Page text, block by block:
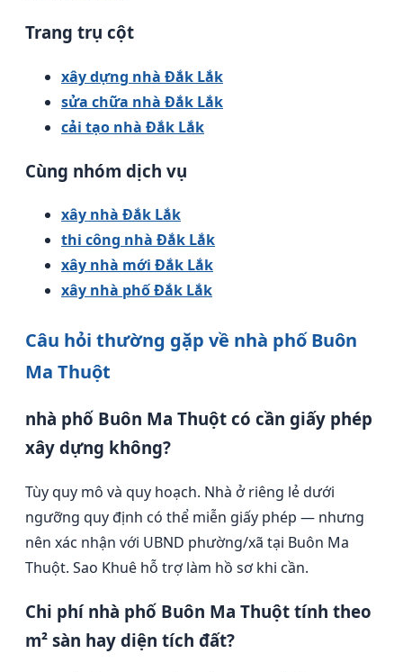
Trang trụ cột
xây dựng nhà Đắk Lắk
sửa chữa nhà Đắk Lắk
cải tạo nhà Đắk Lắk
Cùng nhóm dịch vụ
xây nhà Đắk Lắk
thi công nhà Đắk Lắk
xây nhà mới Đắk Lắk
xây nhà phố Đắk Lắk
Câu hỏi thường gặp về nhà phố Buôn
Ma Thuột
nhà phố Buôn Ma Thuột có cần giấy phép
xây dựng không?
Tùy quy mô và quy hoạch. Nhà ở riêng lẻ dưới
ngưỡng quy định có thể miễn giấy phép — nhưng
nên xác nhận với UBND phường/xã tại Buôn Ma
Thuột. Sao Khuê hỗ trợ làm hồ sơ khi cần.
Chi phí nhà phố Buôn Ma Thuột tính theo
m² sàn hay diện tích đất?